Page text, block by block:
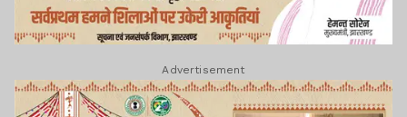
Advertisement